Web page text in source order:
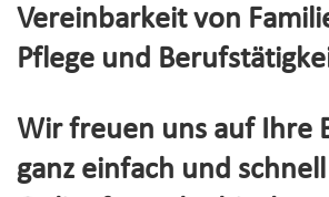
Vereinbarkeit von
Pflege und
Wir freuen uns auf Ihre
ganz einfach und